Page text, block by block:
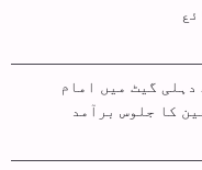
دہلی گیٹ میں امام
کا جلوس برآمد